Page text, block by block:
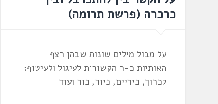
כרכרה ‏(פרשת תרומה‏)
על מבול מילים שונות שבהן רצף
האותיות כ-ר הקשורות לעיגול ולעיטוף:
לכרוך, כיריים, כיור, כור ועוד